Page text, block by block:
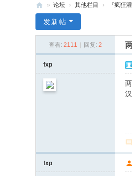
信
» 论坛 › 其他栏目 › 『疯狂
发新帖
查看: 2111 回复: 2
fxp
fxp